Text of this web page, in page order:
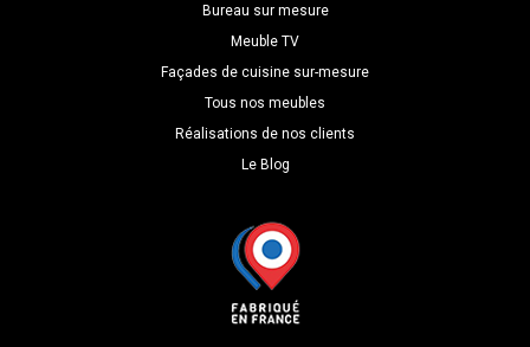
Bureau sur mesure
Meuble TV
Façades de cuisine sur-mesure
Tous nos meubles
Réalisations de nos clients
Le Blog